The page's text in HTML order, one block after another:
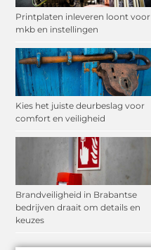
Printplaten inleveren loont voor
mkb en instellingen
Kies het juiste deurbeslag voor
comfort en veiligheid
Brandveiligheid in Brabantse
bedrijven draait om details en
keuzes